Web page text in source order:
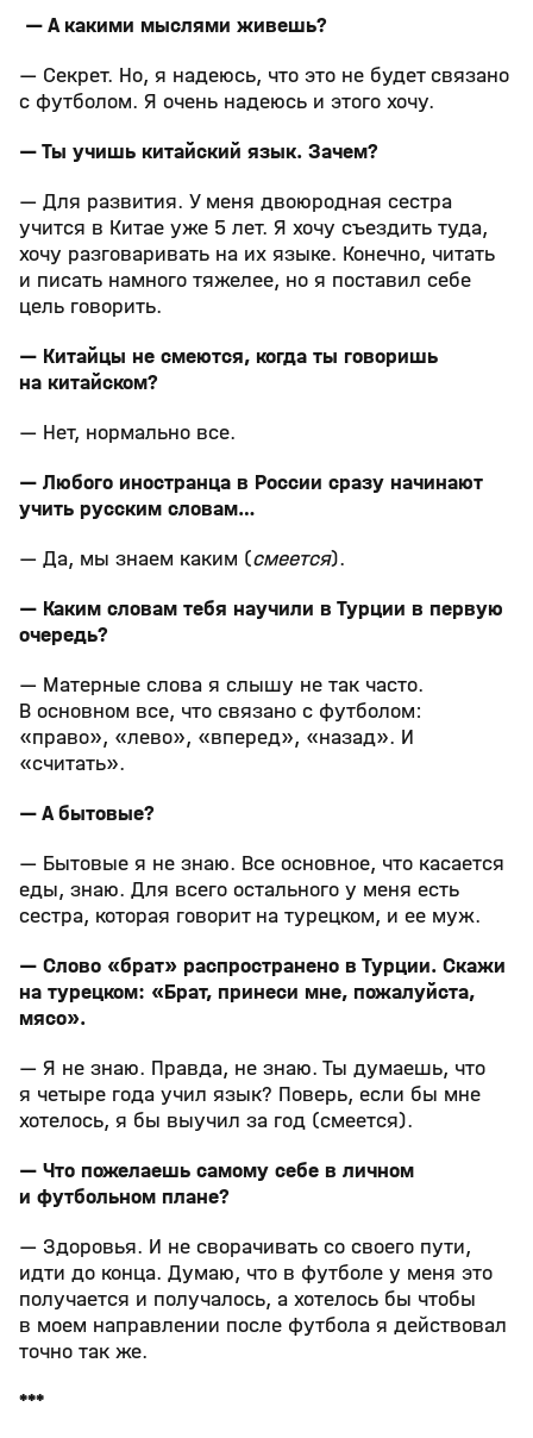
— А какими мыслями живешь?
— Секрет. Но, я надеюсь, что это не будет связано
с футболом. Я очень надеюсь и этого хочу.
— Ты учишь китайский язык. Зачем?
— Для развития. У меня двоюродная сестра
учится в Китае уже 5 лет. Я хочу съездить туда,
хочу разговаривать на их языке. Конечно, читать
и писать намного тяжелее, но я поставил себе
цель говорить.
— Китайцы не смеются, когда ты говоришь
на китайском?
— Нет, нормально все.
— Любого иностранца в России сразу начинают
учить русским словам…
— Да, мы знаем каким (смеется).
— Каким словам тебя научили в Турции в первую
очередь?
— Матерные слова я слышу не так часто.
В основном все, что связано с футболом:
«право», «лево», «вперед», «назад». И
«считать».
— А бытовые?
— Бытовые я не знаю. Все основное, что касается
еды, знаю. Для всего остального у меня есть
сестра, которая говорит на турецком, и ее муж.
— Слово «брат» распространено в Турции. Скажи
на турецком: «Брат, принеси мне, пожалуйста,
мясо».
— Я не знаю. Правда, не знаю. Ты думаешь, что
я четыре года учил язык? Поверь, если бы мне
хотелось, я бы выучил за год (смеется).
— Что пожелаешь самому себе в личном
и футбольном плане?
— Здоровья. И не сворачивать со своего пути,
идти до конца. Думаю, что в футболе у меня это
получается и получалось, а хотелось бы чтобы
в моем направлении после футбола я действовал
точно так же.
***